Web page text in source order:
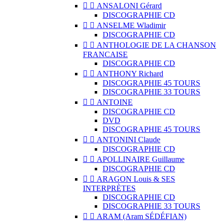
  ANSALONI Gérard
DISCOGRAPHIE CD
  ANSELME Wladimir
DISCOGRAPHIE CD
  ANTHOLOGIE DE LA CHANSON
FRANCAISE
DISCOGRAPHIE CD
  ANTHONY Richard
DISCOGRAPHIE 45 TOURS
DISCOGRAPHIE 33 TOURS
  ANTOINE
DISCOGRAPHIE CD
DVD
DISCOGRAPHIE 45 TOURS
  ANTONINI Claude
DISCOGRAPHIE CD
  APOLLINAIRE Guillaume
DISCOGRAPHIE CD
  ARAGON Louis & SES
INTERPRÈTES
DISCOGRAPHIE CD
DISCOGRAPHIE 33 TOURS
  ARAM (Aram SÉDÉFIAN)